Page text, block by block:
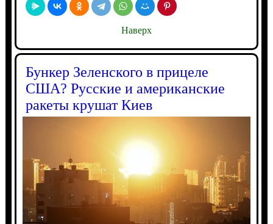
Наверх
Бункер Зеленского в прицеле
США? Русские и американские
ракеты крушат Киев